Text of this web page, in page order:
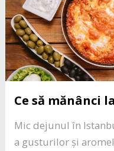
Ce să mănânci
Mic dejunul în
a gusturilor și